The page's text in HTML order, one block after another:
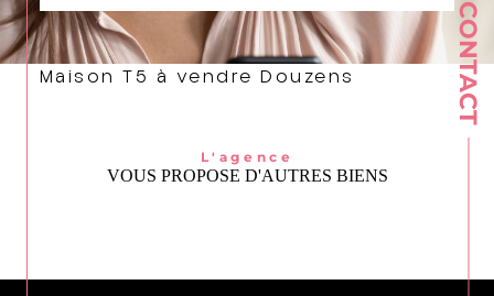
CONTACT
Maison T5 à vendre Douzens
L'agence
VOUS PROPOSE D'AUTRES BIENS